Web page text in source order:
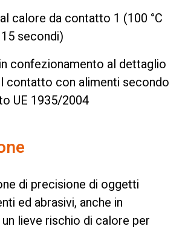
calore da contatto 1 (100 °C
secondi)
confezionamento al dettaglio
contatto con alimenti secondo
UE 1935/2004
di precisione di oggetti
ed abrasivi, anche in
lieve rischio di calore per